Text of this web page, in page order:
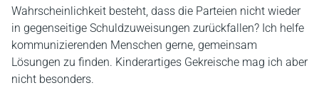
Wahrscheinlichkeit besteht, dass die Parteien nicht wieder
in gegenseitige Schuldzuweisungen zurückfallen? Ich helfe
kommunizierenden Menschen gerne, gemeinsam
Lösungen zu finden. Kinderartiges Gekreische mag ich aber
nicht besonders.